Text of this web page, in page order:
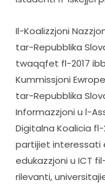
Il-Koalizzjoni
tar-Repubblika
twaqqfet fl-2017
Kummissjoni
tar-Repubblika
Informazzjoni u l-
Digitalna Koalicia
partijiet interessati
edukazzjoni u ICT
rilevanti,